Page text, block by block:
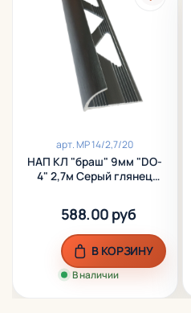
арт.МР 14/2,7/20
НАП КЛ "браш" 9мм "DO-
4" 2,7м Серый глянец
588.00 руб
В наличии
В КОРЗИНУ